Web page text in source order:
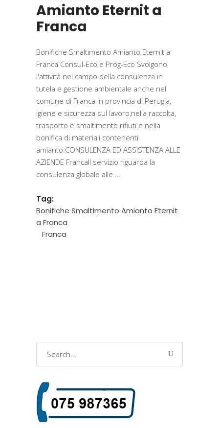
Amianto Eternit a
Franca
Bonifiche Smaltimento Amianto Eternit a
Franca Consul-Eco e Prog-Eco Svolgono
l'attività nel campo della consulenza in
tutela e gestione ambientale anche nel
comune di Franca in provincia di Perugia,
igiene e sicurezza sul lavoro,nella raccolta,
trasporto e smaltimento rifiuti e nella
bonifica di materiali contenenti
amianto.CONSULENZA ED ASSISTENZA ALLE
AZIENDE FrancaIl servizio riguarda la
consulenza globale alle
Tag:
Bonifiche Smaltimento Amianto Eternit
a Franca
Franca